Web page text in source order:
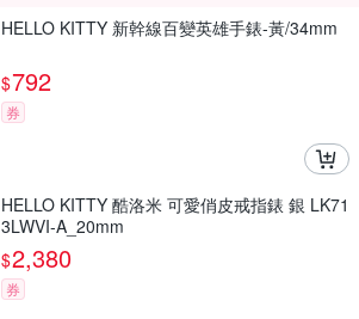
HELLO KITTY 新幹線百變英雄手錶-黃/34mm
$792
券
HELLO KITTY 酷洛米 可愛俏皮戒指錶 銀 LK71
3LWVI-A_20mm
$2,380
券